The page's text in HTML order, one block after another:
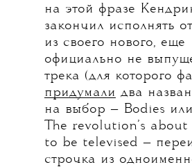
на этой фразе
закончил исполнять
из своего нового, еще
официально не
трека (для которого
придумали два
на выбор — Bodies
The revolution’s about
to be televised —
строчка из